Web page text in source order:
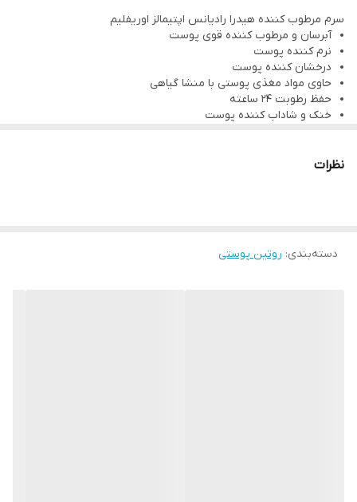
پوست
تکنولوژی مخصوص جهت حبس رطوبت در پوست
سرم مرطوب کننده هیدرا رادیانس اپتیمالز اوریفلیم
آبرسان و مرطوب کننده قوی پوست
نرم کننده پوست
درخشان کننده پوست
حاوی مواد مغذی پوستی با منشا گیاهی
حفظ رطوبت 24 ساعته
خنک و شاداب کننده پوست
نظرات
دسته‌بندی: روتین پوستی